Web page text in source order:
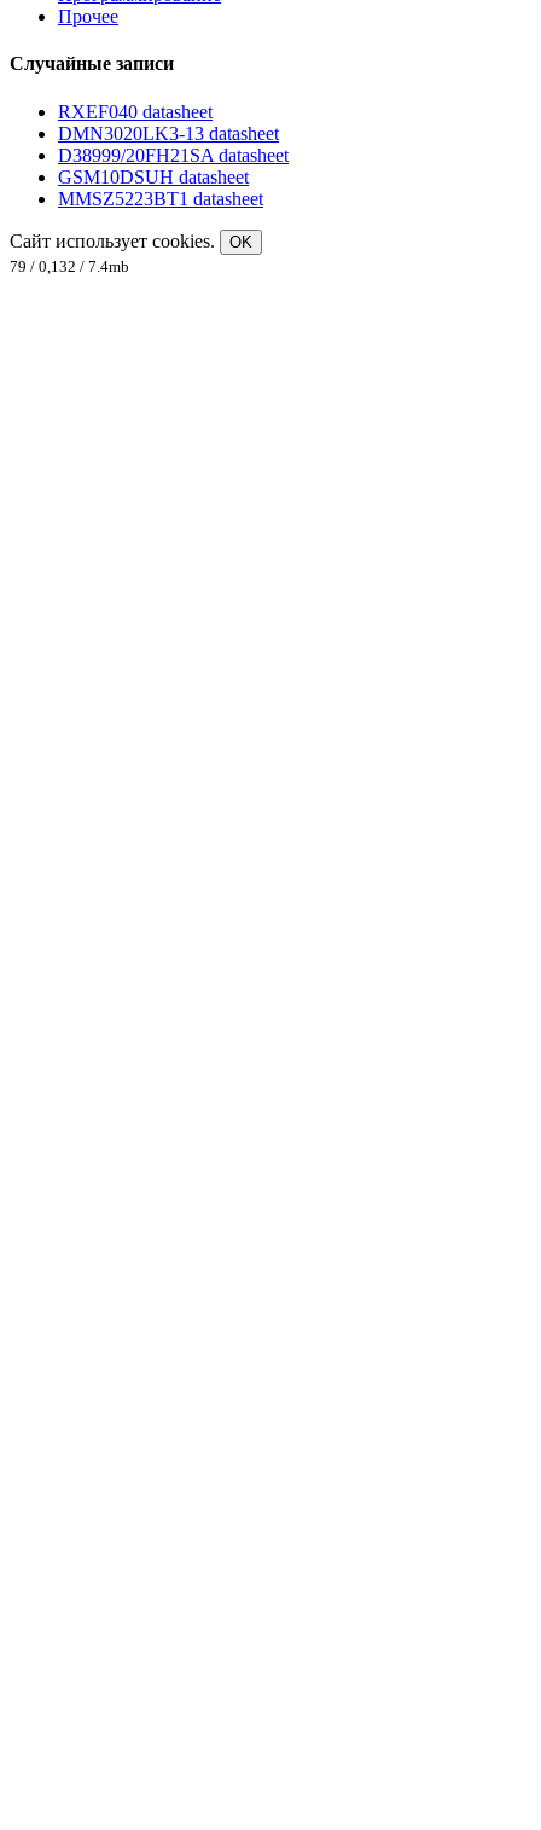
Прочее
Случайные записи
RXEF040 datasheet
DMN3020LK3-13 datasheet
D38999/20FH21SA datasheet
GSM10DSUH datasheet
MMSZ5223BT1 datasheet
Сайт использует cookies.
OK
79 / 0,132 / 7.4mb